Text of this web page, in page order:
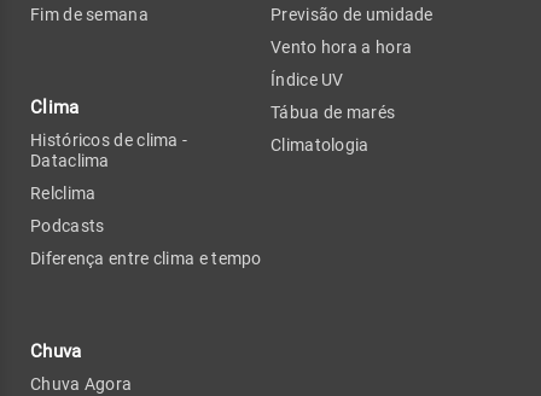
Fim de semana
Clima
Históricos de clima -
Dataclima
Relclima
Podcasts
Diferença entre clima e tempo
Chuva
Chuva Agora
Previsão de umidade
Vento hora a hora
Índice UV
Tábua de marés
Climatologia